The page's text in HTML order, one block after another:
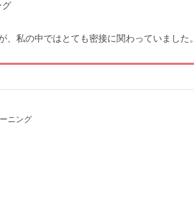
グ
私の中ではとても密接に関わっていました。
ニング